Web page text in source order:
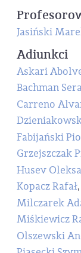
Jasiński
Adiunkci
Askari
Bachman
Carreno
Fabijański
Grzejszczak
Husev
Kopacz Rafał
Milczarek
Miśkiewicz
Olszewski